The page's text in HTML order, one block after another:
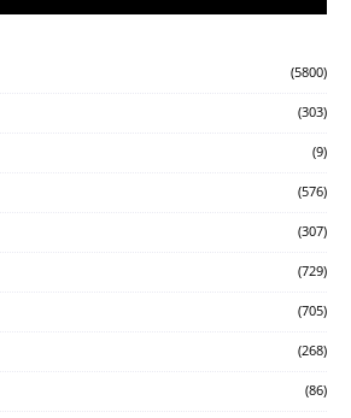
(5800)
(303)
(9)
(576)
(307)
(729)
(705)
(268)
(86)